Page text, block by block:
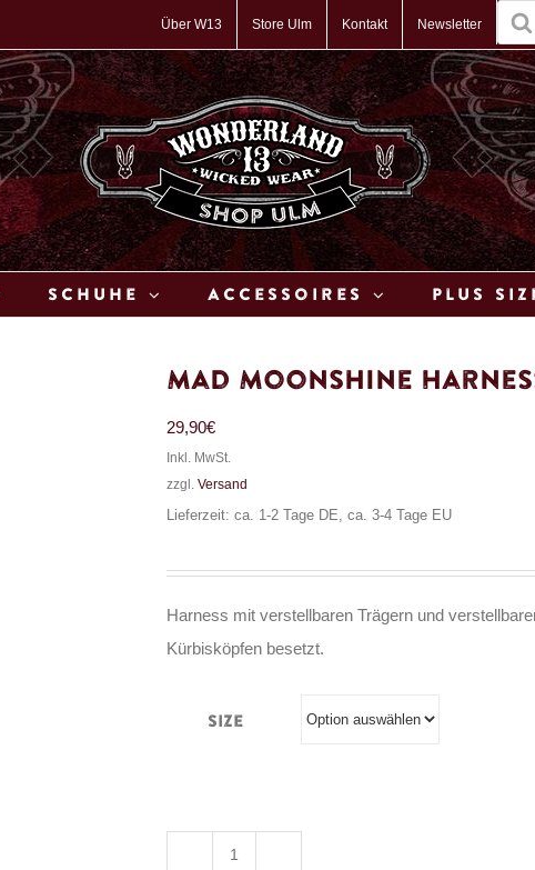
Über W13 Store Ulm Kontakt Newsletter
search
Schuhe Accessoires Plus
Mad Moonshine
29,90€
Inkl. MwSt.
zzgl. Versand
Lieferzeit: ca. 1-2 Tage DE, ca. 3-4 Tage EU
Harness mit verstellbaren Trägern und
Kürbisköpfen besetzt.
Size